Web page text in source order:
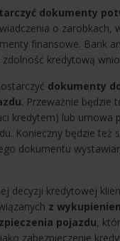
dokumenty
o zarobkach,
finansowe. Bank
kredytową
dokumenty
. Przeważnie będzie
kredytem) lub umowa
Konieczny będzie też
dokumentu
decyzji kredytowej
z
pojazdu,
zabezpieczenie